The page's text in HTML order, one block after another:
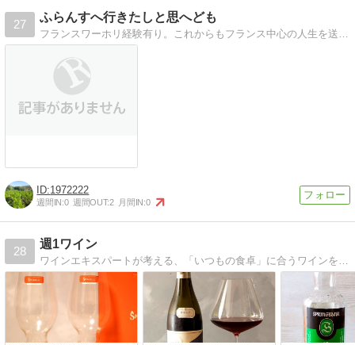
27
ふらんすへ行きたしと思へども
フランスワーホリ経験有り。これからもフランス中心の人生を送りたいアラサーソムリエールのマイペース日記。 ビザのことワインのこと、役に立ちそうなことも書くかも。
1972222
週間IN:0 週間OUT:2 月間IN:0
28
週1ワイン
ワインエキスパートが考える、「いつもの食卓」に合うワインを紹介しています。